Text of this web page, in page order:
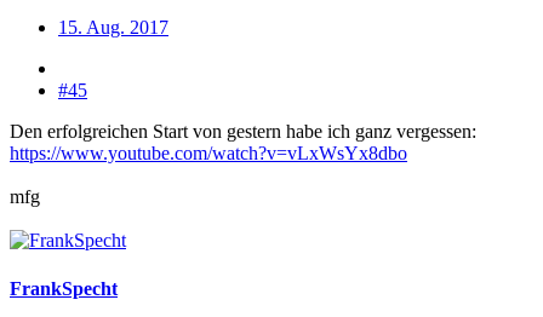
15. Aug. 2017
#45
Den erfolgreichen Start von gestern habe ich ganz vergessen:
https://www.youtube.com/watch?v=vLxWsYx8dbo
mfg
FrankSpecht